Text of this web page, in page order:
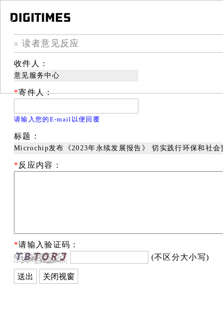
■ 读者意见反应
收件人：
意见服务中心
*寄件人：
请输入您的E-mail以便回覆
标题：
Microchip发布《2023年永续发展报告》 切实践行环保和社会
* 反应内容：
*请输入验证码：
(不区分大小写)